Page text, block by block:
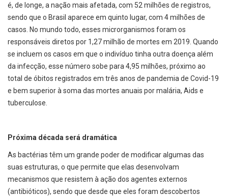
é, de longe, a nação mais afetada, com 52 milhões de registros,
sendo que o Brasil aparece em quinto lugar, com 4 milhões de
casos. No mundo todo, esses microrganismos foram os
responsáveis diretos por 1,27 milhão de mortes em 2019. Quando
se incluem os casos em que o indivíduo tinha outra doença além
da infecção, esse número sobe para 4,95 milhões, próximo ao
total de óbitos registrados em três anos de pandemia de Covid-19
e bem superior à soma das mortes anuais por malária, Aids e
tuberculose.
Próxima década será dramática
As bactérias têm um grande poder de modificar algumas das
suas estruturas, o que permite que elas desenvolvam
mecanismos que resistem à ação dos agentes externos
(antibióticos), sendo que desde que eles foram descobertos